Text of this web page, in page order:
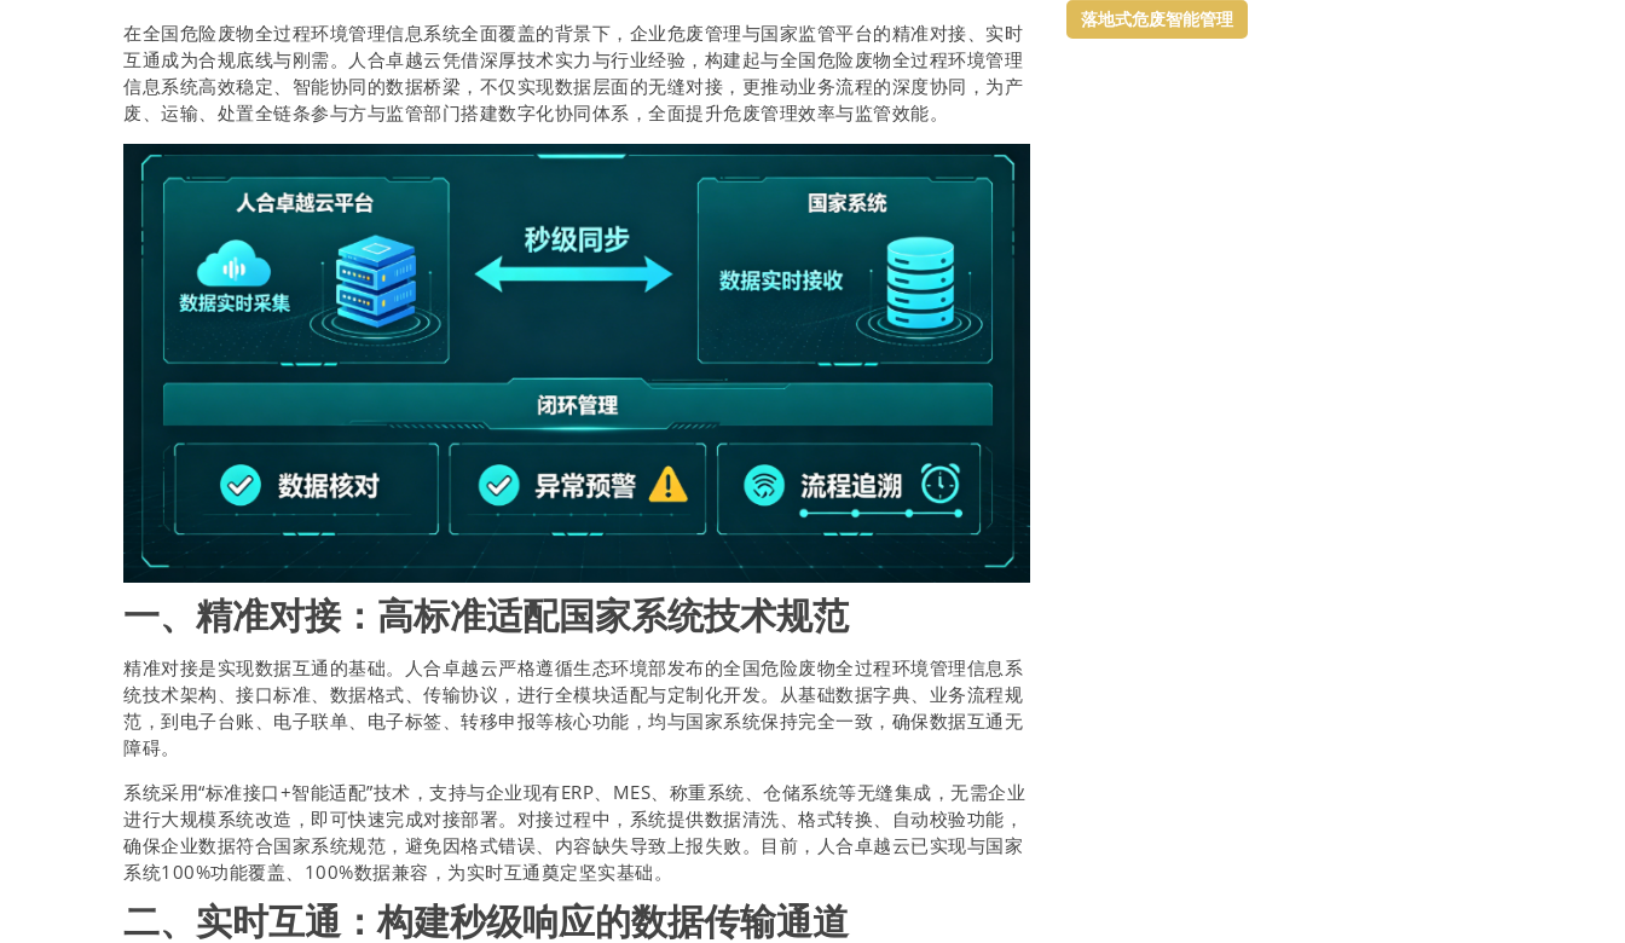
在全国危险废物全过程环境管理信息系统全面覆盖的背景下，企业危废管理与国家监管平台的精准对接、实时
互通成为合规底线与刚需。人合卓越云凭借深厚技术实力与行业经验，构建起与全国危险废物全过程环境管理
信息系统高效稳定、智能协同的数据桥梁，不仅实现数据层面的无缝对接，更推动业务流程的深度协同，为产
废、运输、处置全链条参与方与监管部门搭建数字化协同体系，全面提升危废管理效率与监管效能。
一、精准对接：高标准适配国家系统技术规范
精准对接是实现数据互通的基础。人合卓越云严格遵循生态环境部发布的全国危险废物全过程环境管理信息系
统技术架构、接口标准、数据格式、传输协议，进行全模块适配与定制化开发。从基础数据字典、业务流程规
范，到电子台账、电子联单、电子标签、转移申报等核心功能，均与国家系统保持完全一致，确保数据互通无
障碍。
系统采用“标准接口+智能适配”技术，支持与企业现有ERP、MES、称重系统、仓储系统等无缝集成，无需企业
进行大规模系统改造，即可快速完成对接部署。对接过程中，系统提供数据清洗、格式转换、自动校验功能，
确保企业数据符合国家系统规范，避免因格式错误、内容缺失导致上报失败。目前，人合卓越云已实现与国家
系统100%功能覆盖、100%数据兼容，为实时互通奠定坚实基础。
二、实时互通：构建秒级响应的数据传输通道
落地式危废智能管理